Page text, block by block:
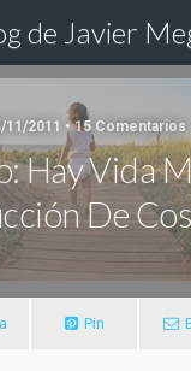
de Javier
11/2011 • 15 Comentarios
Hay Vida
De
Pin